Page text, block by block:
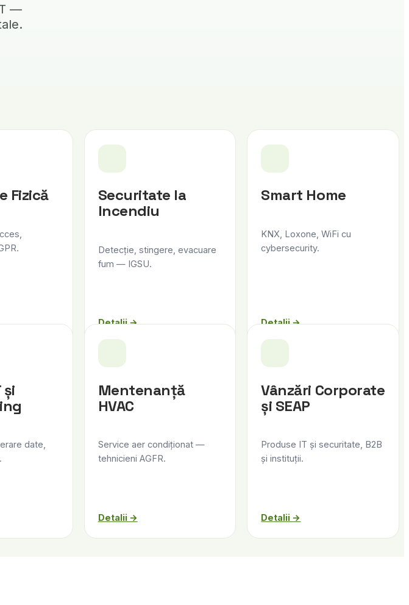
—
Fizică
Securitate la
Incendiu
Detecție, stingere, evacuare
fum — IGSU.
Detalii →
Smart Home
KNX, Loxone, WiFi cu
cybersecurity.
Detalii →
și
date,
Mentenanță
HVAC
Service aer condiționat —
tehnicieni AGFR.
Detalii →
Vânzări Corporate
și SEAP
Produse IT și securitate, B2B
și instituții.
Detalii →